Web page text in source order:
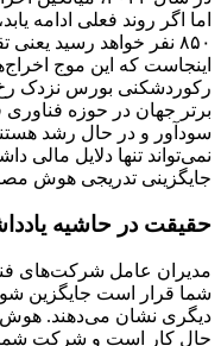
۸۵۰ نفر خواهد رسید
اینجاست که این موج
رکوردشکنی بورس نزدک
برتر جهان در حوزه فناوری
سودآور و در حال رشد
نمی‌تواند تنها دلایل مالی
جایگزینی تدریجی هوش
حقیقت در حاشیه
مدیران عامل شرکت‌های
شما قرار است جایگزین
دیگری نشان می‌دهند. هوش
حال کار است و شرکت شما